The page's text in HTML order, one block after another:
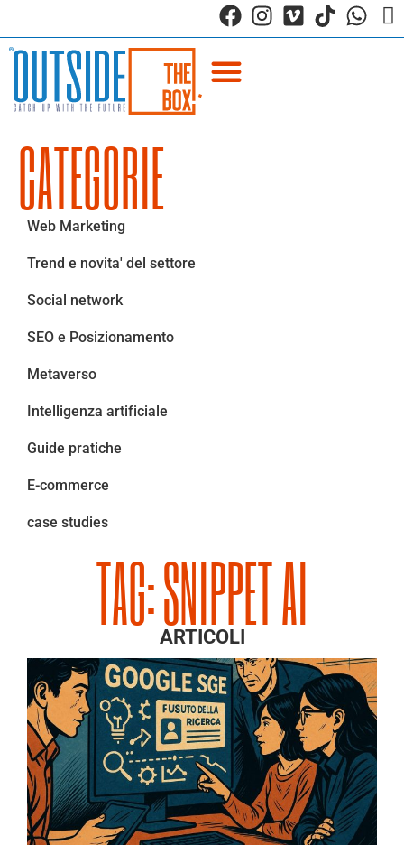
TAG: SNIPPET AI
ARTICOLI
CATEGORIE
Web Marketing
Trend e novita' del settore
Social network
SEO e Posizionamento
Metaverso
Intelligenza artificiale
Guide pratiche
E-commerce
case studies